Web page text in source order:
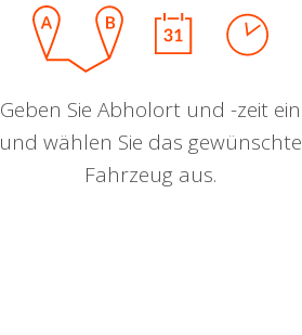
Geben Sie Abholort und -zeit ein
und wählen Sie das gewünschte
Fahrzeug aus.